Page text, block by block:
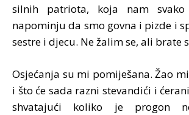
silnih patriota, koja nam
napominju da smo govna i pizde i
sestre i djecu. Ne žalim se, ali brate
Osjećanja su mi pomiješana. Žao
i što će sada razni stevandići i
shvatajući koliko je progon